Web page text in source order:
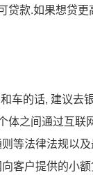
款.如果想贷
车的话, 建议去
之间通过互联
等法律法规以
客户提供的小